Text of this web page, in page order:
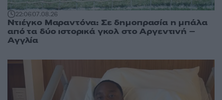
22:0607.08.26
Ντιέγκο Μαραντόνα: Σε δημοπρασία η μπάλα
από τα δύο ιστορικά γκολ στο Αργεντινή –
Αγγλία